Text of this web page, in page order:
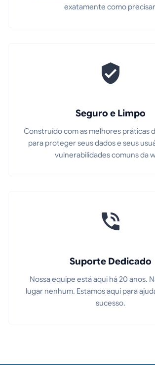
exatamente como
Seguro e Limpo
Construído com as melhores práticas
para proteger seus dados e seus
vulnerabilidades comuns da
Suporte Dedicado
Nossa equipe está aqui há 20 anos.
lugar nenhum. Estamos aqui para
sucesso.